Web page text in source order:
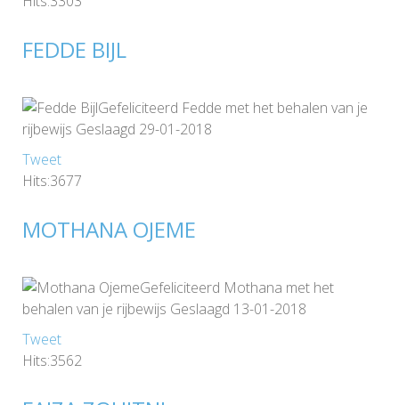
FEDDE BIJL
Gefeliciteerd Fedde met het behalen van je
rijbewijs Geslaagd 29-01-2018
Tweet
Hits:3677
MOTHANA OJEME
Gefeliciteerd Mothana met het
behalen van je rijbewijs Geslaagd 13-01-2018
Tweet
Hits:3562